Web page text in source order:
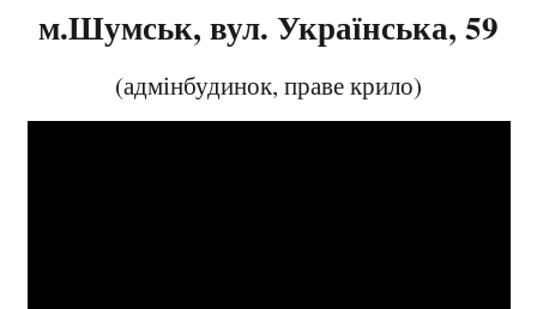
м.Шумськ, вул. Українська, 59
(адмінбудинок, праве крило)